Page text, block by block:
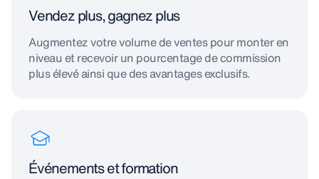
Vendez plus, gagnez plus
Augmentez votre volume de ventes pour monter en
niveau et recevoir un pourcentage de commission
plus élevé ainsi que des avantages exclusifs.
Événements et formation